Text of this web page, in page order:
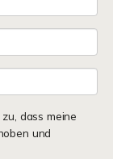
dass meine
und